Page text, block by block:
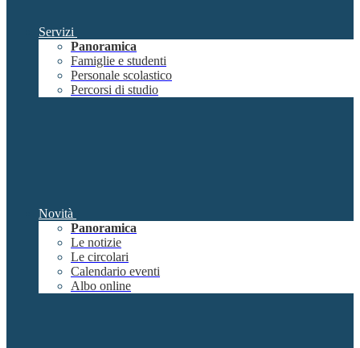
Servizi
Panoramica
Famiglie e studenti
Personale scolastico
Percorsi di studio
Novità
Panoramica
Le notizie
Le circolari
Calendario eventi
Albo online